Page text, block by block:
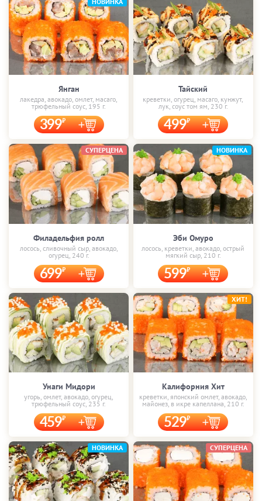
Янган
лакедра, авокадо, омлет, масаго,
трюфельный соус, 195 г.
399
Тайский
креветки, огурец, масаго, кунжут,
лук, соус том ям, 230 г.
499
Филадельфия ролл
лосось, сливочный сыр, авокадо,
огурец, 240 г.
699
СУПЕРЦЕНА
Эби Омуро
лосось, креветки, авокадо, острый
мягкий сыр, 210 г.
599
НОВИНКА
Унаги Мидори
угорь, омлет, авокадо, огурец,
трюфельный соус, 235 г.
459
Калифорния Хит
креветки, японский омлет, авокадо,
майонез, в икре капеллана, 210 г.
529
ХИТ!
НОВИНКА СУПЕРЦЕНА